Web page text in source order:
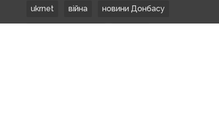
ukrnet війна новини Донбасу